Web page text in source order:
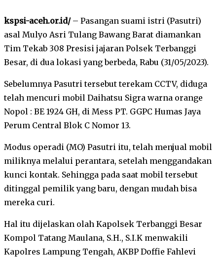
kspsi-aceh.or.id/– Pasangan suami istri (Pasutri)
asal Mulyo Asri Tulang Bawang Barat diamankan
Tim Tekab 308 Presisi jajaran Polsek Terbanggi
Besar, di dua lokasi yang berbeda, Rabu (31/05/2023).
Sebelumnya Pasutri tersebut terekam CCTV, diduga
telah mencuri mobil Daihatsu Sigra warna orange
Nopol : BE 1924 GH, di Mess PT. GGPC Humas Jaya
Perum Central Blok C Nomor 13.
Modus operadi (MO) Pasutri itu, telah menjual mobil
miliknya melalui perantara, setelah menggandakan
kunci kontak. Sehingga pada saat mobil tersebut
ditinggal pemilik yang baru, dengan mudah bisa
mereka curi.
Hal itu dijelaskan olah Kapolsek Terbanggi Besar
Kompol Tatang Maulana, S.H., S.I.K menwakili
Kapolres Lampung Tengah, AKBP Doffie Fahlevi